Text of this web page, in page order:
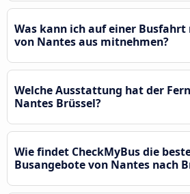
Was kann ich auf einer Busfahrt
von Nantes aus mitnehmen?
Welche Ausstattung hat der
Nantes Brüssel?
Wie findet CheckMyBus die
Busangebote von Nantes nach